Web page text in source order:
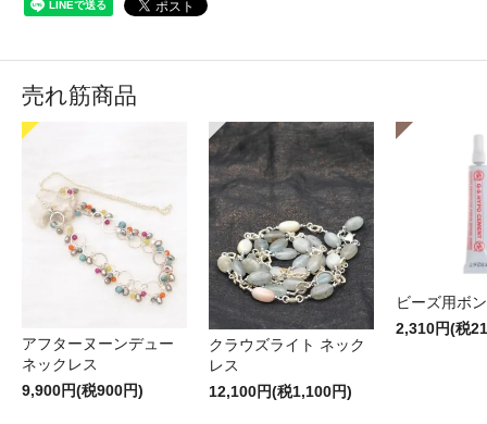
売れ筋商品
アフターヌーンデュー
ネックレス
9,900円(税900円)
クラウズライト ネック
レス
12,100円(税1,100円)
ビーズ用ボ
2,310円(税